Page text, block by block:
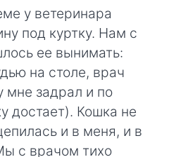
у ветеринара
под куртку. Нам с
ее вынимать:
на столе, врач
мне задрал и по
достает). Кошка не
и в меня, и в
с врачом тихо